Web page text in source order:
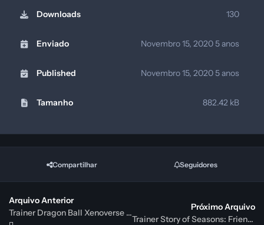
Downloads 130
Enviado Novembro 15, 2020 5 anos
Published Novembro 15, 2020 5 anos
Tamanho 882.42 kB
Compartilhar Seguidores
Arquivo Anterior
Trainer Dragon Ball Xenoverse 2 {FLiNG}
Próximo Arquivo
Trainer Story of Seasons: Friends of Mineral Town {FLiNG}